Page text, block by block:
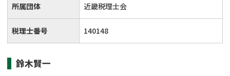
所属団体 近畿税理士会
税理士番号 140148
鈴木賢一